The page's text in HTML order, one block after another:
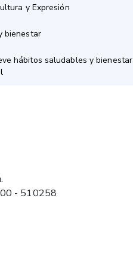
y Expresión
bienestar
hábitos saludables y bienestar
- 510258